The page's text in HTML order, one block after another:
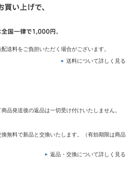
送料をご負担いただく場合がございます。
送料について詳しく見る
品発送後の返品は一切受け付けいたしません。
無料で新品と交換いたします。（有効期限は商品
返品・交換について詳しく見る